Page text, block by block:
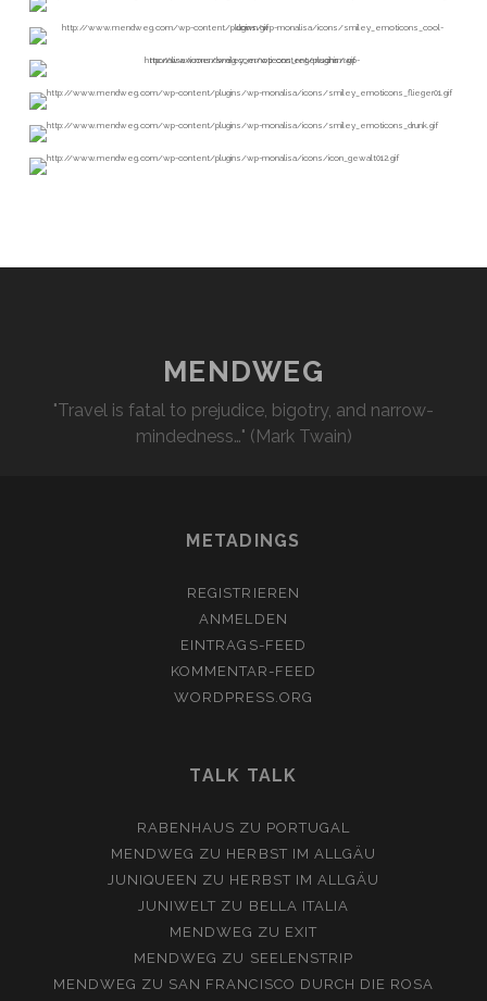
MENDWEG
"Travel is fatal to prejudice, bigotry, and narrow-
mindedness…" (Mark Twain)
METADINGS
REGISTRIEREN
ANMELDEN
EINTRAGS-FEED
KOMMENTAR-FEED
WORDPRESS.ORG
TALK TALK
RABENHAUS ZU PORTUGAL
MENDWEG ZU HERBST IM ALLGÄU
JUNIQUEEN ZU HERBST IM ALLGÄU
JUNIWELT ZU BELLA ITALIA
MENDWEG ZU EXIT
MENDWEG ZU SEELENSTRIP
MENDWEG ZU SAN FRANCISCO DURCH DIE ROSA